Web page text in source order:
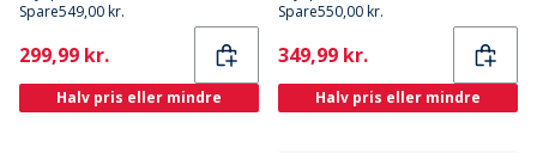
Spare549,00 kr.
Current
299,99 kr.
Halv pris eller mindre
Spare550,00 kr.
Current
349,99 kr.
Halv pris eller mindre